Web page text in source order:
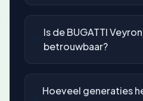
Is de BUGATTI
betrouwbaar?
Hoeveel generaties